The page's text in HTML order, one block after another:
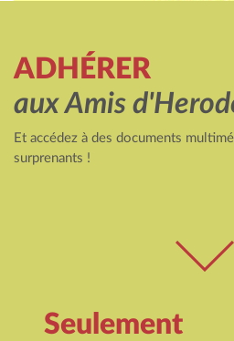
ADHÉRER
aux Amis
Et accédez à des documents
surprenants !
Seulement